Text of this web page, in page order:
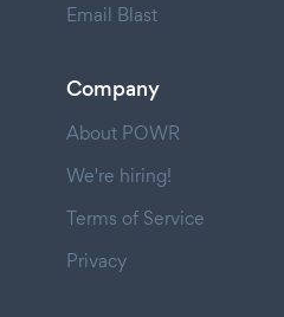
Email Blast
Company
About POWR
We're hiring!
Terms of Service
Privacy